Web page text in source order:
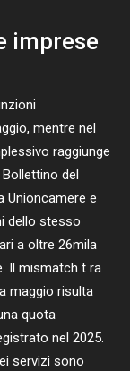
imprese
mentre nel
raggiunge
del
Unioncamere e
dello stesso
a oltre 26mila
Il mismatch t ra
maggio risulta
quota
nel 2025.
servizi sono